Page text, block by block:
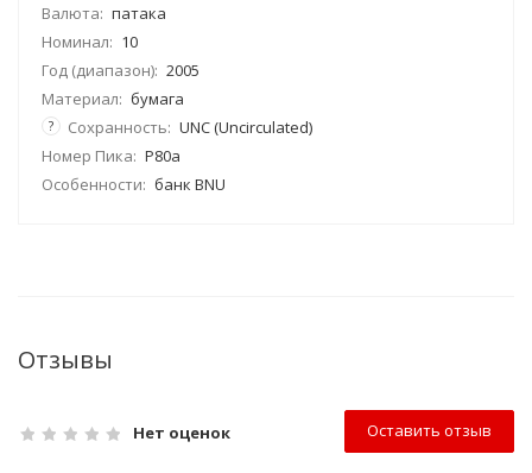
Валюта: патака
Номинал: 10
Год (диапазон): 2005
Материал: бумага
? Сохранность: UNC (Uncirculated)
Номер Пика: P80a
Особенности: банк BNU
Отзывы
Нет оценок Оставить отзыв